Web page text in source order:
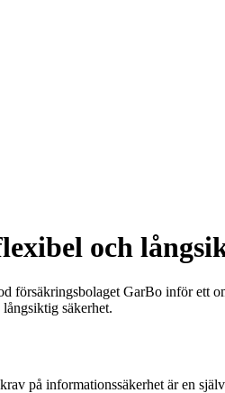
och
GarBo inför ett
säkerhet.
på informationssäkerhet är en